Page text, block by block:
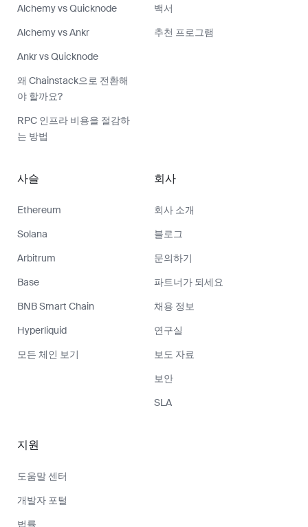
Alchemy vs Quicknode
Alchemy vs Ankr
Ankr vs Quicknode
왜 Chainstack으로 전환해
야 할까요?
RPC 인프라 비용을 절감하
는 방법
백서
추천 프로그램
사슬
Ethereum
Solana
Arbitrum
Base
BNB Smart Chain
Hyperliquid
모든 체인 보기
회사
회사 소개
블로그
문의하기
파트너가 되세요
채용 정보
연구실
보도 자료
보안
SLA
지원
도움말 센터
개발자 포털
법률